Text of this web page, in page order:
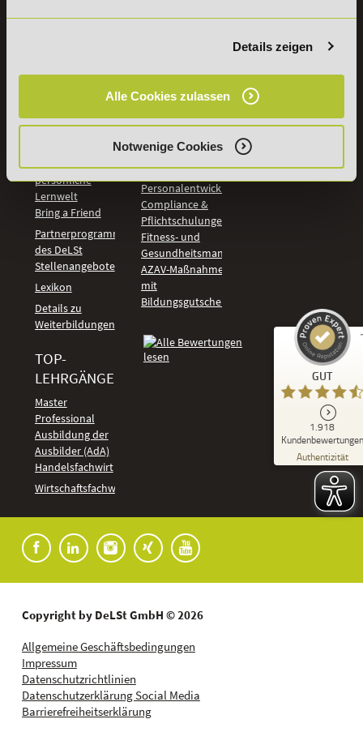
Details zeigen
Alle Cookies zulassen
Notwenige Cookies
PreisFAIRsprechen
Aufstiegs-BAföG
Check
Online Campus -
deine
persönliche
Lernwelt
Bring a Friend
Partnerprogramm
des DeLSt
Stellenangebote
Lexikon
Details zu
Weiterbildungen
TOP-
LEHRGÄNGE
Master
Professional
Ausbildung der
Ausbilder (AdA)
Handelsfachwirt
Wirtschaftsfachwirt
Künstliche
Intelligenz
Vertrieb
Kommunikation
und Coaching
Management und
Personalentwicklung
Compliance &
Pflichtschulungen
Fitness- und
Gesundheitsmanagement
AZAV-Maßnahmen
mit
Bildungsgutschein
GUT
1.918
Kundenbewertungen
Authentizität
Kundenbewertungen und Erfahrungen zu
DeLSt - Deutsches eLearning Studieninstitut
92
%
Empfehlungen auf
ProvenExpert.com
91
anderen Quellen
Copyright by DeLSt GmbH © 2026
Allgemeine Geschäftsbedingungen
Impressum
Datenschutzrichtlinien
Datenschutzerklärung Social Media
Barrierefreiheitserklärung